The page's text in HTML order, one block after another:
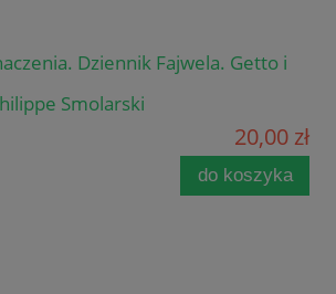
Dziennik Fajwela. Getto i
Smolarski
20,00 zł
do koszyka